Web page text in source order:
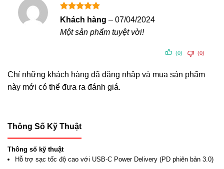
được thiết kế với đầu nối tích hợp để có độ bền cao, đảm
bạn bạn sử dụng thoải mái với các hành động như uốn
gập của việc sạc hàng ngày.
Dây TPE linh hoạt giúp dễ dàng lưu trữ và mang theo,
hơn 15.000 lần kiểm tra uốn cong, đảm bảo hiệu suất lâu
dài.
Hãy yên tâm rằng Dây Sạc Momax Zero DL36 Lightning đã
được chứng nhận MFi và USB-IF, cung cấp cho bạn độ tin
cậy và tương thích cao nhất.
Được xếp
sao
Khách hàng – 07/04/2024
Một sản phẩm tuyệt vời!
(0) (0)
Chỉ những khách hàng đã đăng nhập và mua sản phẩm
này mới có thể đưa ra đánh giá.
Thông Số Kỹ Thuật
Thông số kỹ thuật
Hỗ trợ sạc tốc độ cao với USB-C Power Delivery (PD phiên bản 3.0)